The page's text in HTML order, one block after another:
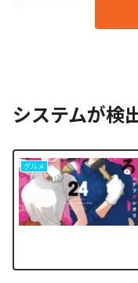
システムが検
グルメ